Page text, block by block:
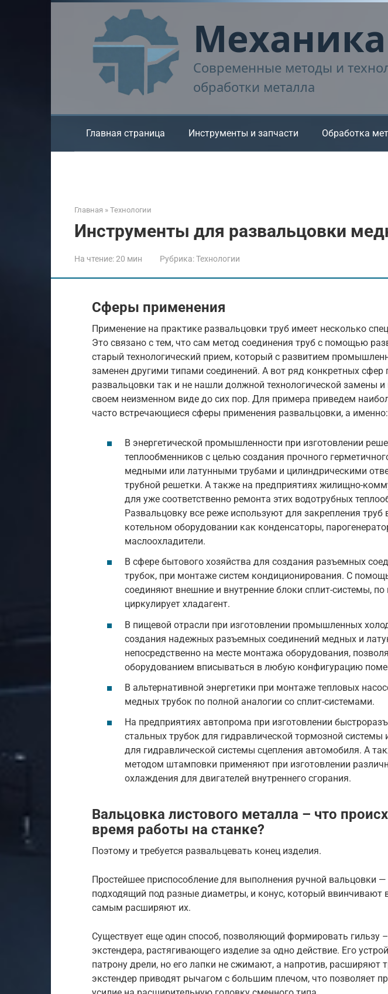
Современные методы и
обработки металла
Главная страница Инструменты и запчасти Обработка
Главная » Технологии
Инструменты для развальцовки
На чтение:20 мин Рубрика:Технологии
Сферы применения
Применение на практике развальцовки труб имеет несколько
Это связано с тем, что сам метод соединения труб с помощью
старый технологический прием, который с развитием
заменен другими типами соединений. А вот ряд конкретных сфер
развальцовки так и не нашли должной технологической замены и
своем неизменном виде до сих пор. Для примера приведем
часто встречающиеся сферы применения развальцовки, а именно:
В энергетической промышленности при изготовлении
теплообменников с целью создания прочного
медными или латунными трубами и цилиндрическими
трубной решетки. А также на предприятиях жилищно-
для уже соответственно ремонта этих водотрубных
Развальцовку все реже используют для закрепления труб
котельном оборудовании как конденсаторы,
маслоохладители.
В сфере бытового хозяйства для создания разъемных
трубок, при монтаже систем кондиционирования. С
соединяют внешние и внутренние блоки сплит-системы,
циркулирует хладагент.
В пищевой отрасли при изготовлении промышленных
создания надежных разъемных соединений медных и
непосредственно на месте монтажа оборудования,
оборудованием вписываться в любую конфигурацию
В альтернативной энергетики при монтаже тепловых
медных трубок по полной аналогии со сплит-системами.
На предприятиях автопрома при изготовлении
стальных трубок для гидравлической тормозной системы
для гидравлической системы сцепления автомобиля. А
методом штамповки применяют при изготовлении
охлаждения для двигателей внутреннего сгорания.
Вальцовка листового металла – что
время работы на станке?
Поэтому и требуется развальцевать конец изделия.
Простейшее приспособление для выполнения ручной вальцовки
подходящий под разные диаметры, и конус, который ввинчивают
самым расширяют их.
Существует еще один способ, позволяющий формировать гильзу
экстендера, растягивающего изделие за одно действие. Его
патрону дрели, но его лапки не сжимают, а напротив, расширяют
экстендер приводят рычагом с большим плечом, что позволяет